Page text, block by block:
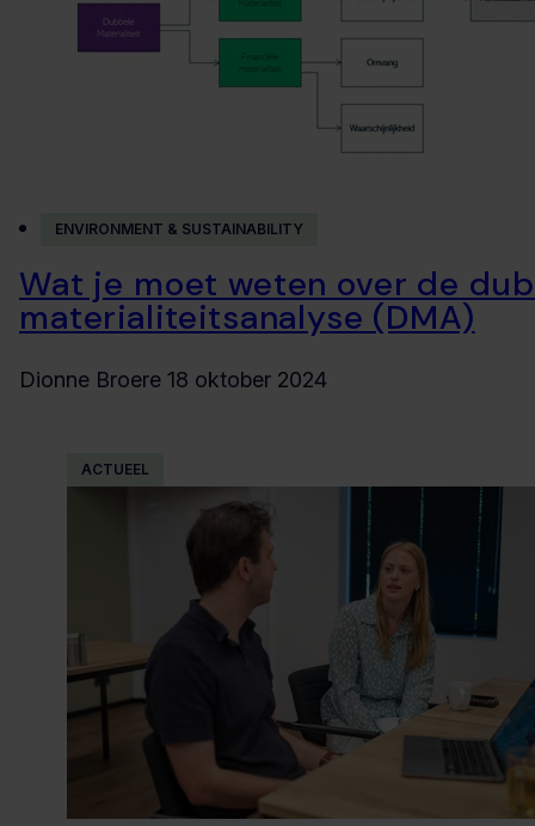
ENVIRONMENT & SUSTAINABILITY
Wat je moet weten over de
materialiteitsanalyse (DMA)
Dionne Broere 18 oktober 2024
ACTUEEL